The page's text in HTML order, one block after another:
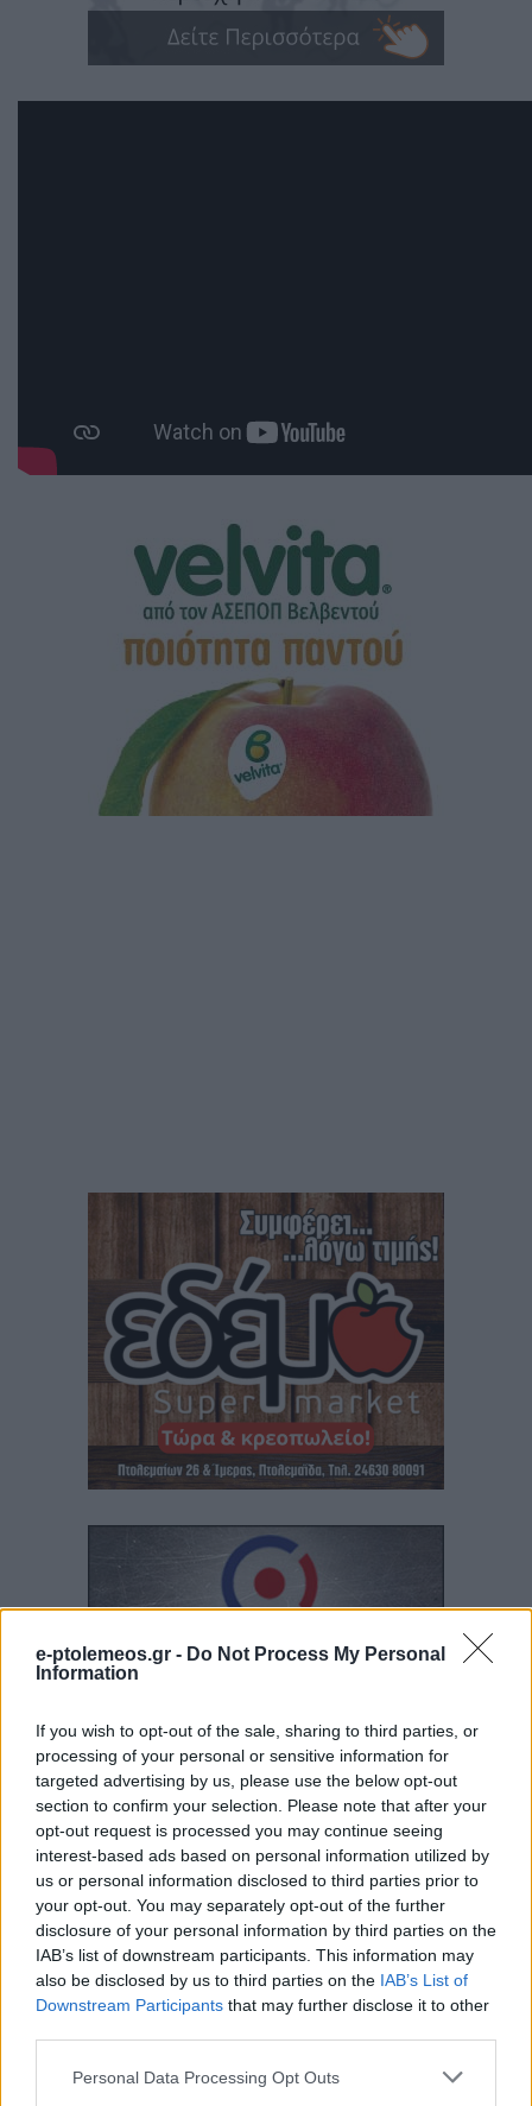
e-ptolemeos.gr - Do Not Process My Personal
Information
If you wish to opt-out of the sale, sharing to third parties, or
processing of your personal or sensitive information for
targeted advertising by us, please use the below opt-out
section to confirm your selection. Please note that after your
opt-out request is processed you may continue seeing
interest-based ads based on personal information utilized by
us or personal information disclosed to third parties prior to
your opt-out. You may separately opt-out of the further
disclosure of your personal information by third parties on the
IAB’s list of downstream participants. This information may
also be disclosed by us to third parties on the IAB’s List of
Downstream Participants that may further disclose it to other
Please note that this website/app uses one or more Google
Personal Data Processing Opt Outs